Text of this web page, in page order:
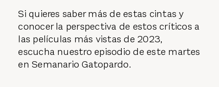
Si quieres saber más de estas cintas y
conocer la perspectiva de estos críticos a
las películas más vistas de 2023,
escucha nuestro episodio de este martes
en Semanario Gatopardo.